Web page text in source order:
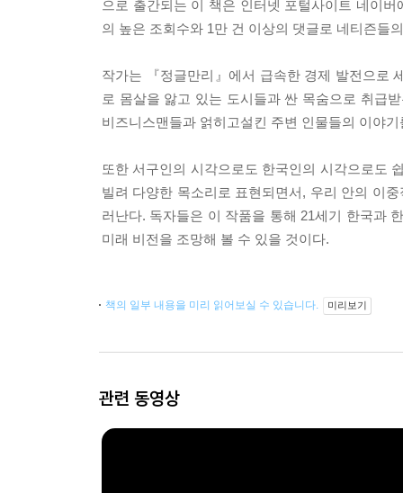
으로 출간되는 이 책은 인터넷 포털사이트 네이
의 높은 조회수와 1만 건 이상의 댓글로 네티즌들
작가는 『정글만리』에서 급속한 경제 발전으로
로 몸살을 앓고 있는 도시들과 싼 목숨으로 취급
비즈니스맨들과 얽히고설킨 주변 인물들의 이야
또한 서구인의 시각으로도 한국인의 시각으로도
빌려 다양한 목소리로 표현되면서, 우리 안의 이
러난다. 독자들은 이 작품을 통해 21세기 한국과
미래 비전을 조망해 볼 수 있을 것이다.
책의 일부 내용을 미리 읽어보실 수 있습니다. 미리보기
관련 동영상